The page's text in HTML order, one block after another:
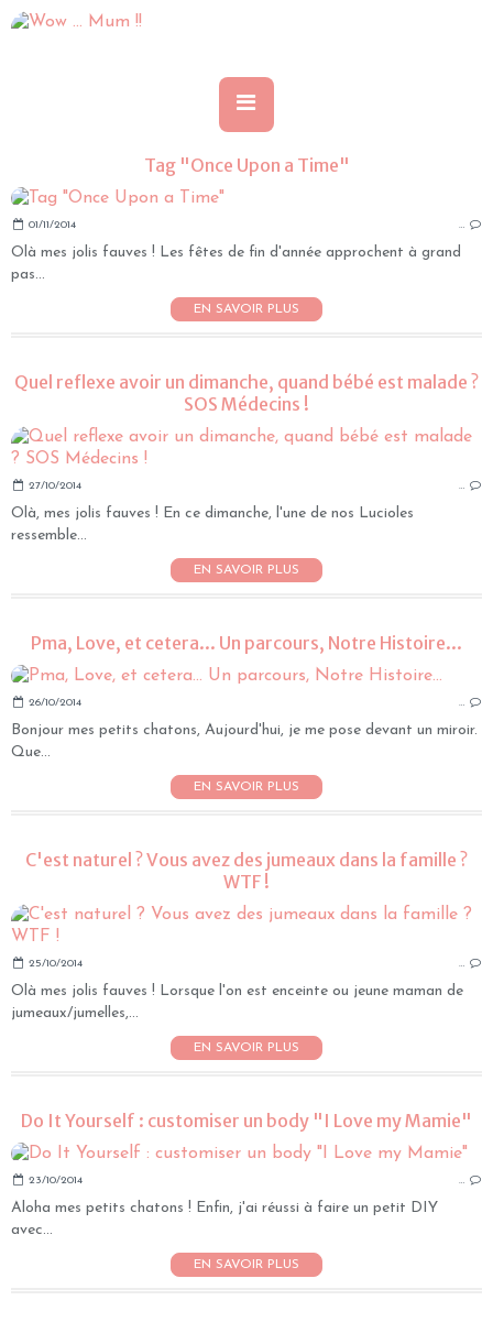
Tag "Once Upon a Time"
01/11/2014 …
Olà mes jolis fauves ! Les fêtes de fin d'année approchent à grand
pas...
EN SAVOIR PLUS
Quel reflexe avoir un dimanche, quand bébé est malade ?
SOS Médecins !
27/10/2014 …
Olà, mes jolis fauves ! En ce dimanche, l'une de nos Lucioles
ressemble...
EN SAVOIR PLUS
Pma, Love, et cetera... Un parcours, Notre Histoire...
26/10/2014 …
Bonjour mes petits chatons, Aujourd'hui, je me pose devant un miroir.
Que...
EN SAVOIR PLUS
C'est naturel ? Vous avez des jumeaux dans la famille ?
WTF !
25/10/2014 …
Olà mes jolis fauves ! Lorsque l'on est enceinte ou jeune maman de
jumeaux/jumelles,...
EN SAVOIR PLUS
Do It Yourself : customiser un body "I Love my Mamie"
23/10/2014 …
Aloha mes petits chatons ! Enfin, j'ai réussi à faire un petit DIY
avec...
EN SAVOIR PLUS